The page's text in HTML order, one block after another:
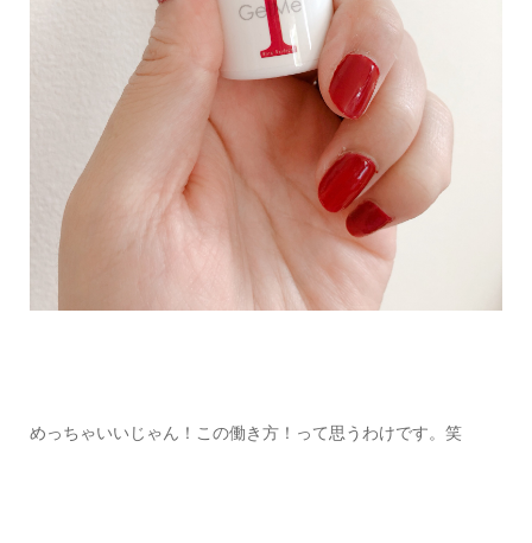
めっちゃいいじゃん！この働き方！って思うわけです。笑